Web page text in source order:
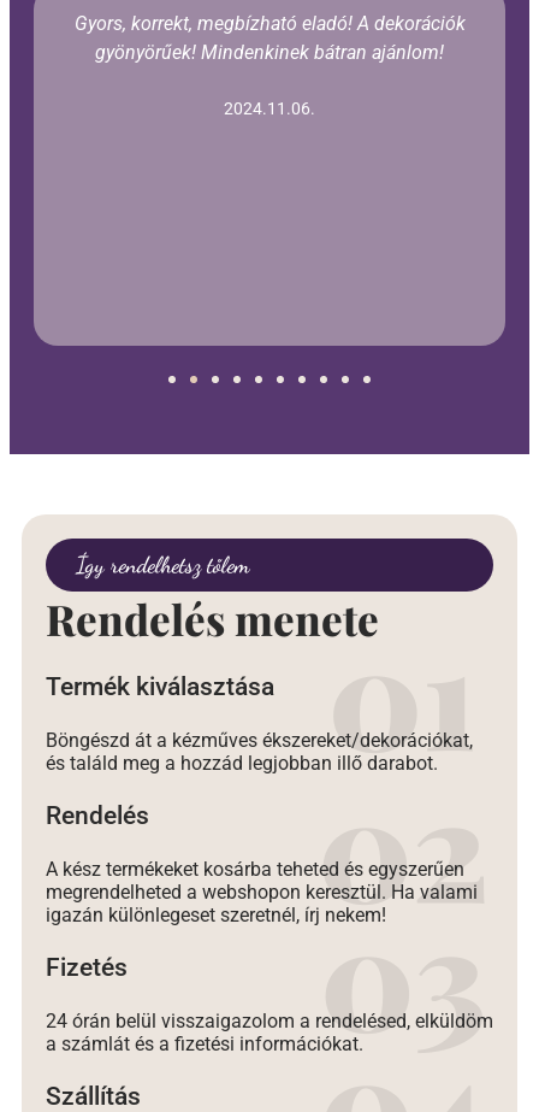
Gyors, korrekt, megbízható eladó! A dekorációk
gyönyörűek! Mindenkinek bátran ajánlom!
2024.11.06.
Így rendelhetsz tőlem
Rendelés menete
Termék kiválasztása
Böngészd át a kézműves ékszereket/dekorációkat,
és találd meg a hozzád legjobban illő darabot.
Rendelés
A kész termékeket kosárba teheted és egyszerűen
megrendelheted a webshopon keresztül. Ha valami
igazán különlegeset szeretnél, írj nekem!
Fizetés
24 órán belül visszaigazolom a rendelésed, elküldöm
a számlát és a fizetési információkat.
Szállítás